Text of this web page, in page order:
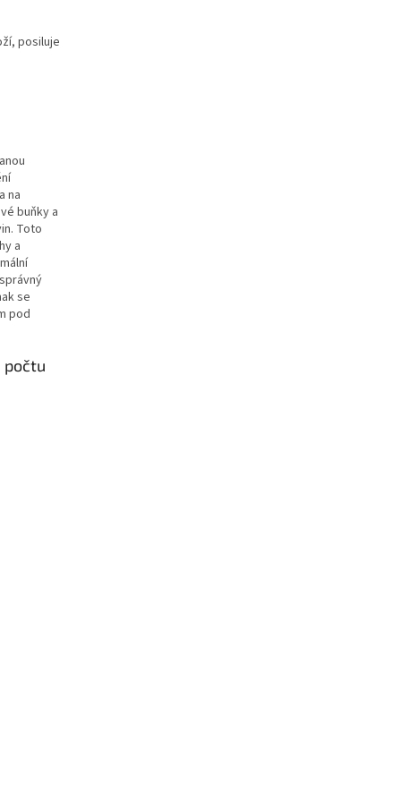
posiluje
na
buňky a
Toto
a
se
pod
počtu